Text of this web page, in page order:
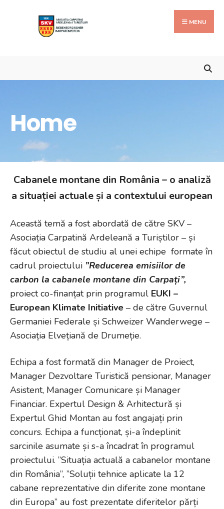
MENU
Home
Cabanele montane din România – o analiză
a situației actuale și a contextului european
Această temă a fost abordată de către SKV –
Asociația Carpatină Ardeleană a Turiștilor – și
făcut obiectul de studiu al unei echipe formate în
cadrul proiectului ”Reducerea emisiilor de
carbon la cabanele montane din Carpați”,
proiect co-finanțat prin programul EUKI –
European Klimate Initiative – de către Guvernul
Germaniei Federale și Schweizer Wanderwege –
Asociația Elvețiană de Drumeție.
Echipa a fost formată din Manager de Proiect,
Manager Dezvoltare Turistică pensionar, Manager
Asistent, Manager Comunicare și Manager
Financiar. Expertul Design & Arhitectură și
Expertul Ghid Montan au fost angajați prin
concurs. Echipa a funcționat, și-a îndeplinit
sarcinile asumate și s-a încadrat în programul
proiectului. ”Situația actuală a cabanelor montane
din România”, ”Soluții tehnice aplicate la 12
cabane reprezentative din diferite zone montane
din Europa” au fost prezentate diferitelor părți